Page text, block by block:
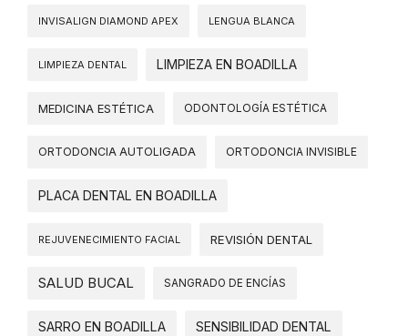
INVISALIGN DIAMOND APEX LENGUA BLANCA
LIMPIEZA DENTAL LIMPIEZA EN BOADILLA
MEDICINA ESTÉTICA ODONTOLOGÍA ESTÉTICA
ORTODONCIA AUTOLIGADA ORTODONCIA INVISIBLE
PLACA DENTAL EN BOADILLA
REJUVENECIMIENTO FACIAL REVISIÓN DENTAL
SALUD BUCAL SANGRADO DE ENCÍAS
SARRO EN BOADILLA SENSIBILIDAD DENTAL